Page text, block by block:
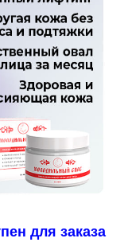
для заказа